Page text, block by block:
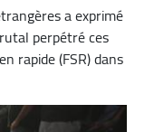
a exprimé
perpétré ces
rapide (FSR) dans